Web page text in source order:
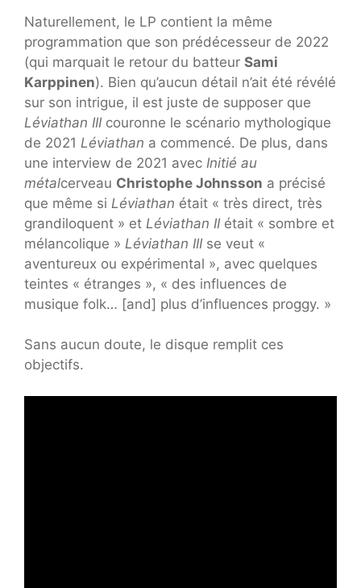
Naturellement, le LP contient la même
programmation que son prédécesseur de 2022
(qui marquait le retour du batteur Sami
Karppinen). Bien qu’aucun détail n’ait été révélé
sur son intrigue, il est juste de supposer que
Léviathan III couronne le scénario mythologique
de 2021 Léviathan a commencé. De plus, dans
une interview de 2021 avec Initié au
métalcerveau Christophe Johnsson a précisé
que même si Léviathan était « très direct, très
grandiloquent » et Léviathan II était « sombre et
mélancolique » Léviathan III se veut «
aventureux ou expérimental », avec quelques
teintes « étranges », « des influences de
musique folk… [and] plus d’influences proggy. »
Sans aucun doute, le disque remplit ces
objectifs.